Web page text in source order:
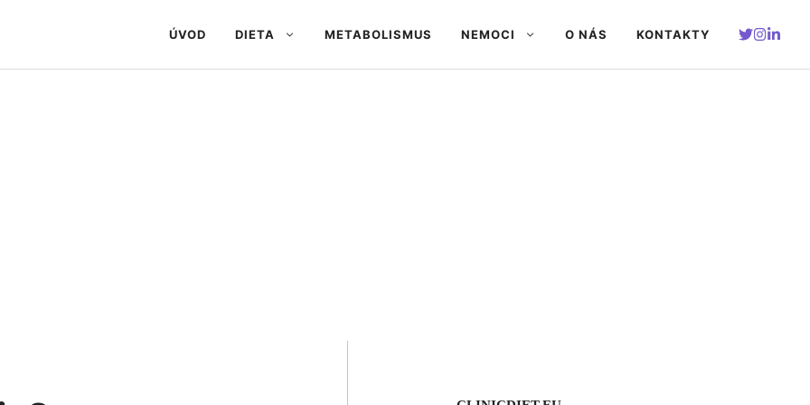
ÚVOD DIETA METABOLISMUS NEMOCI O NÁS KONTAKTY